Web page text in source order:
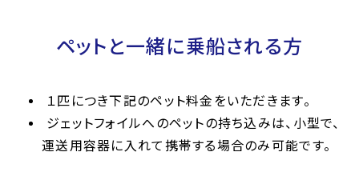
ペットと一緒に乗船される方
１匹につき下記のペット料金をいただきます。
ジェットフォイルへのペットの持ち込みは、小型で、
運送用容器に入れて携帯する場合のみ可能です。